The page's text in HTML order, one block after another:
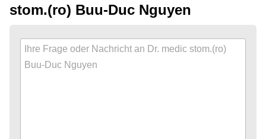
stom.(ro) Buu-Duc Nguyen